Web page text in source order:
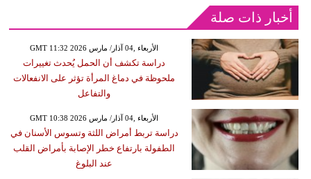
أخبار ذات صلة
GMT 11:32 2026 الأربعاء ,04 آذار/ مارس
دراسة تكشف أن الحمل يُحدث تغييرات
ملحوظة في دماغ المرأة تؤثر على الانفعالات
والتفاعل
GMT 10:38 2026 الأربعاء ,04 آذار/ مارس
دراسة تربط أمراض اللثة وتسوس الأسنان في
الطفولة بارتفاع خطر الإصابة بأمراض القلب
عند البلوغ